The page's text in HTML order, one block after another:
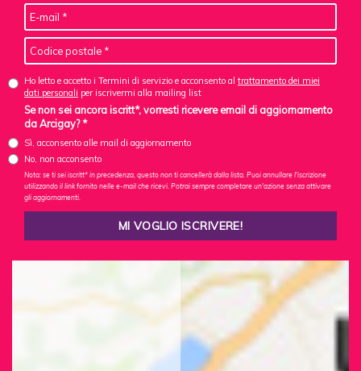
Ho letto e accetto i Termini di servizio e acconsento al trattamento dei miei
dati personali per iscrivermi alla mailing list
Se non sei ancora iscritt*, vorresti ricevere email di aggiornamento
da Arcigay? *
Sì, acconsento alle mail di aggiornamento
No, non acconsento
Nota: se ti sei iscritt* in precedenza, questo non ti cancellerà dalla lista. Puoi annullare l'iscrizione
utilizzando il link fornito nelle e-mail che ricevi. Potrai sempre completare un'azione senza attivare
gli aggiornamenti.